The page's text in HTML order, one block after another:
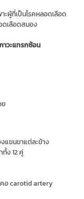
าะผู้ที่เป็นโรคหลอดเลือด
เลือดสมอง
าวะแทรกซ้อน
ย
แขนขาแต่ละข้าง
ง 12 คู่
อ carotid artery